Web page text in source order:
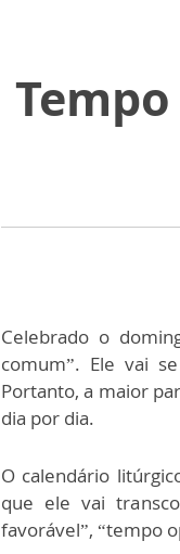
Celebrado o
comum”. Ele vai
Portanto, a maior
dia por dia.
O calendário
que ele vai
favorável”, “tempo